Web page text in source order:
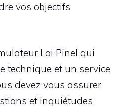
vos objectifs
Loi Pinel qui
technique et un service
devez vous assurer
et inquiétudes